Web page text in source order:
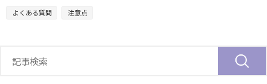
よくある質問 注意点